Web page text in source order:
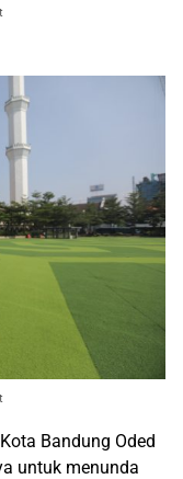
Bandung Oded
untuk menunda